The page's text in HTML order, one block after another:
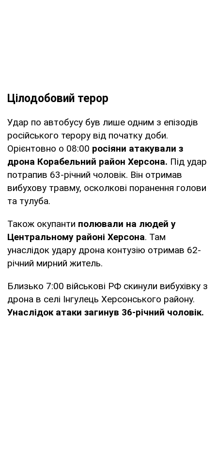
Цілодобовий терор
Удар по автобусу був лише одним з епізодів
російського терору від початку доби.
Орієнтовно о 08:00 росіяни атакували з
дрона Корабельний район Херсона. Під удар
потрапив 63-річний чоловік. Він отримав
вибухову травму, осколкові поранення голови
та тулуба.
Також окупанти полювали на людей у
Центральному районі Херсона. Там
унаслідок удару дрона контузію отримав 62-
річний мирний житель.
Близько 7:00 військові РФ скинули вибухівку з
дрона в селі Інгулець Херсонського району.
Унаслідок атаки загинув 36-річний чоловік.